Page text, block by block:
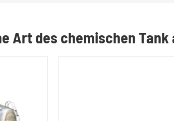
Art des chemischen Tank